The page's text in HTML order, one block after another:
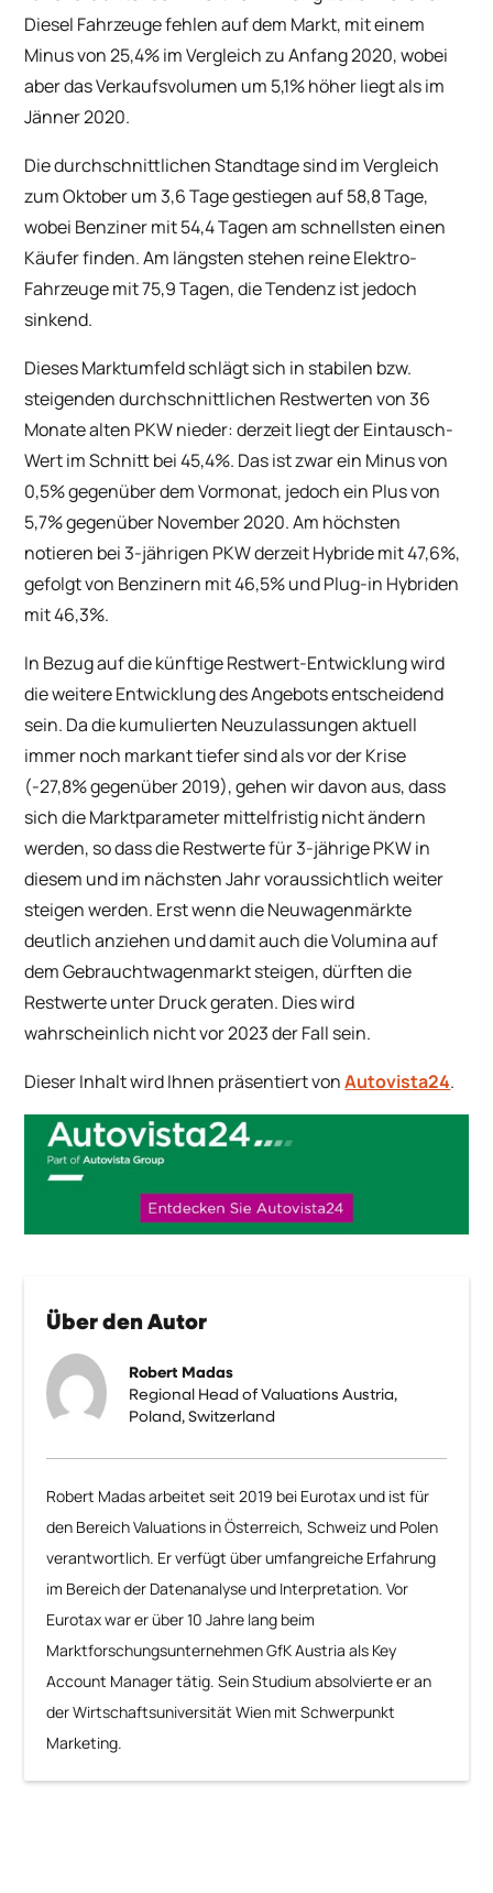
Über den Autor
Robert Madas
Regional Head of Valuations Austria,
Poland, Switzerland
Robert Madas arbeitet seit 2019 bei Eurotax und ist für
den Bereich Valuations in Österreich, Schweiz und Polen
verantwortlich. Er verfügt über umfangreiche Erfahrung
im Bereich der Datenanalyse und Interpretation. Vor
Eurotax war er über 10 Jahre lang beim
Marktforschungsunternehmen GfK Austria als Key
Account Manager tätig. Sein Studium absolvierte er an
der Wirtschaftsuniversität Wien mit Schwerpunkt
Marketing.
Diesel Fahrzeuge fehlen auf dem Markt, mit einem
Minus von 25,4% im Vergleich zu Anfang 2020, wobei
aber das Verkaufsvolumen um 5,1% höher liegt als im
Jänner 2020.
Die durchschnittlichen Standtage sind im Vergleich
zum Oktober um 3,6 Tage gestiegen auf 58,8 Tage,
wobei Benziner mit 54,4 Tagen am schnellsten einen
Käufer finden. Am längsten stehen reine Elektro-
Fahrzeuge mit 75,9 Tagen, die Tendenz ist jedoch
sinkend.
Dieses Marktumfeld schlägt sich in stabilen bzw.
steigenden durchschnittlichen Restwerten von 36
Monate alten PKW nieder: derzeit liegt der Eintausch-
Wert im Schnitt bei 45,4%. Das ist zwar ein Minus von
0,5% gegenüber dem Vormonat, jedoch ein Plus von
5,7% gegenüber November 2020. Am höchsten
notieren bei 3-jährigen PKW derzeit Hybride mit 47,6%,
gefolgt von Benzinern mit 46,5% und Plug-in Hybriden
mit 46,3%.
In Bezug auf die künftige Restwert-Entwicklung wird
die weitere Entwicklung des Angebots entscheidend
sein. Da die kumulierten Neuzulassungen aktuell
immer noch markant tiefer sind als vor der Krise
(-27,8% gegenüber 2019), gehen wir davon aus, dass
sich die Marktparameter mittelfristig nicht ändern
werden, so dass die Restwerte für 3-jährige PKW in
diesem und im nächsten Jahr voraussichtlich weiter
steigen werden. Erst wenn die Neuwagenmärkte
deutlich anziehen und damit auch die Volumina auf
dem Gebrauchtwagenmarkt steigen, dürften die
Restwerte unter Druck geraten. Dies wird
wahrscheinlich nicht vor 2023 der Fall sein.
Dieser Inhalt wird Ihnen präsentiert vonAutovista24.